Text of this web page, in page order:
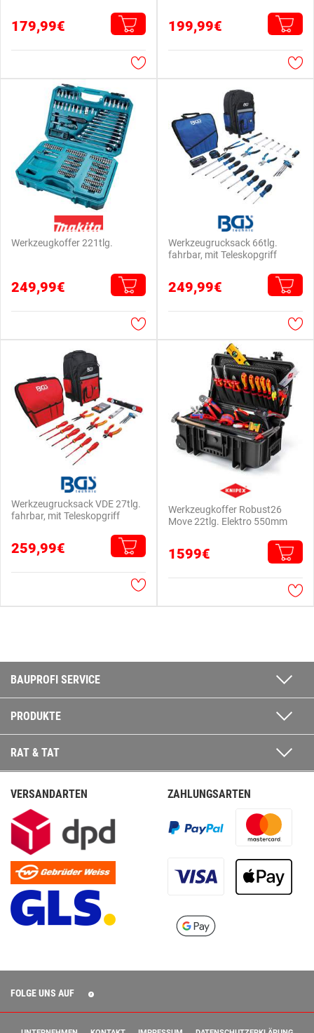
179,99€ 199,99€
Werkzeugkoffer 221tlg.
249,99€
Werkzeugrucksack 66tlg.
fahrbar, mit Teleskopgriff
249,99€
Werkzeugrucksack VDE 27tlg.
fahrbar, mit Teleskopgriff
259,99€
Werkzeugkoffer Robust26
Move 22tlg. Elektro 550mm
1599€
BAUPROFI SERVICE
PRODUKTE
RAT & TAT
VERSANDARTEN ZAHLUNGSARTEN
FOLGE UNS AUF